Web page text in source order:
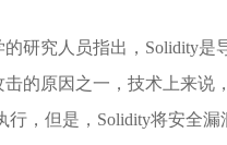
研究人员指出，Solidity是
击的原因之一，技术上来说
行，但是，Solidity将安全漏